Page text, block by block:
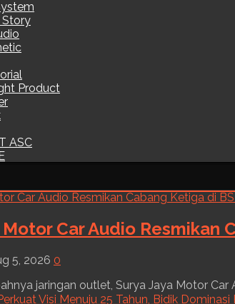
Story
Product
ASC
Motor Car Audio Resmikan
5, 2026 0
jaringan outlet, Surya Jaya Motor Car